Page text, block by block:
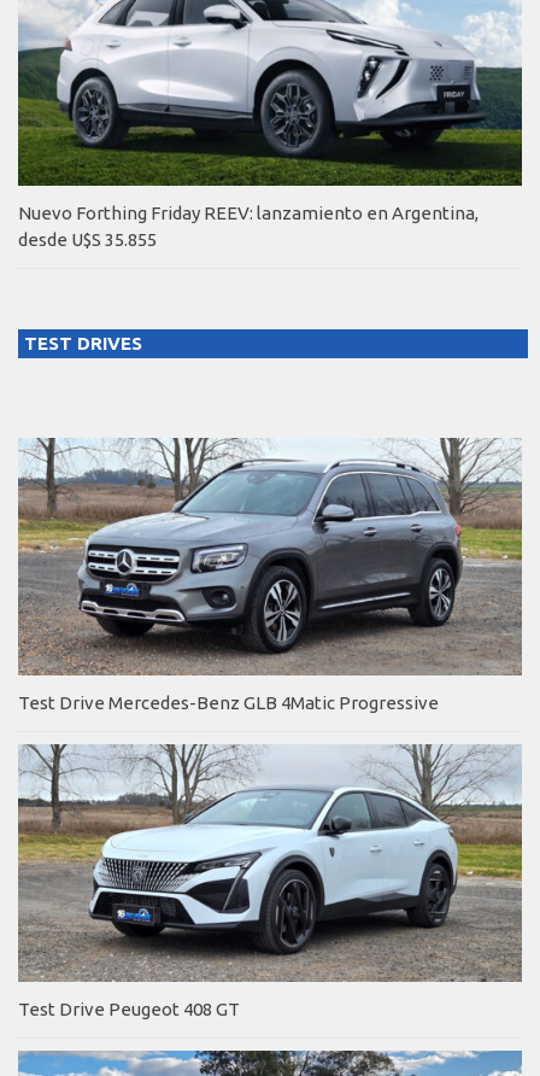
Nuevo Forthing Friday REEV: lanzamiento en Argentina,
desde U$S 35.855
TEST DRIVES
Test Drive Mercedes-Benz GLB 4Matic Progressive
Test Drive Peugeot 408 GT